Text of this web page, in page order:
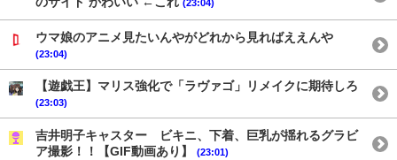
(23:04)
ウマ娘のアニメ見たいんやがどれから見ればええんや
(23:04)
【遊戯王】マリス強化で「ラヴァゴ」リメイクに期待しろ
(23:03)
吉井明子キャスター ビキニ、下着、巨乳が揺れるグラビ
ア撮影！！【GIF動画あり】
(23:01)